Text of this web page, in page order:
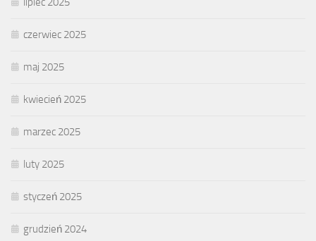
czerwiec 2025
maj 2025
kwiecień 2025
marzec 2025
luty 2025
styczeń 2025
grudzień 2024